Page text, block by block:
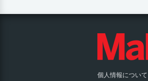
個人情報について